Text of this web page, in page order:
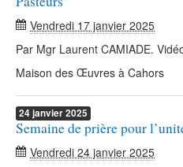
Vendredi 17 janvier 2025
Par Mgr Laurent CAMIADE.
Maison des Œuvres à Cahors
24janvier2025
Semaine de prière pour
Vendredi 24 janvier 2025